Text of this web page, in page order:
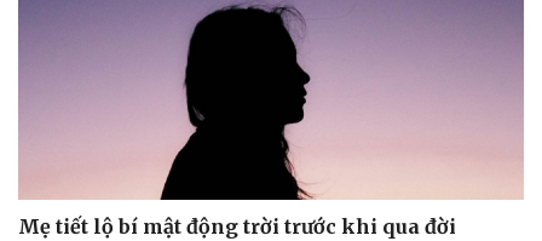
Mẹ tiết lộ bí mật động trời trước khi qua đời